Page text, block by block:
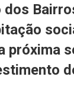
próxima